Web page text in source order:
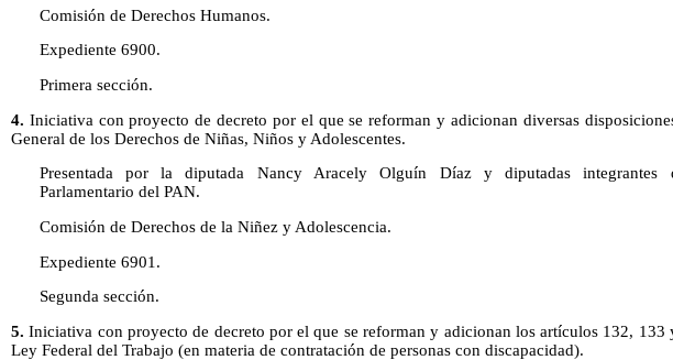
Comisión de Derechos Humanos.
Expediente 6900.
Primera sección.
4. Iniciativa con proyecto de decreto por el que se reforman y adicionan diversas
General de los Derechos de Niñas, Niños y Adolescentes.
Presentada por la diputada Nancy Aracely Olguín Díaz y diputadas integrantes
Parlamentario del PAN.
Comisión de Derechos de la Niñez y Adolescencia.
Expediente 6901.
Segunda sección.
5. Iniciativa con proyecto de decreto por el que se reforman y adicionan los artículos 132, 133
Ley Federal del Trabajo (en materia de contratación de personas con discapacidad).